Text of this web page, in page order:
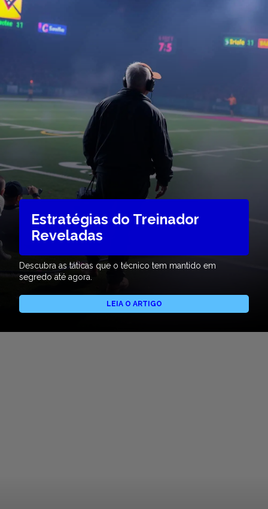
Estratégias do Treinador
Reveladas
Descubra as táticas que o técnico tem mantido em
segredo até agora.
LEIA O ARTIGO